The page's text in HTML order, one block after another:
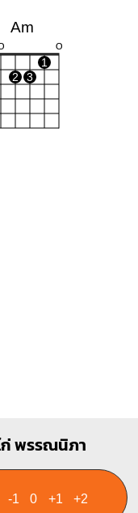
Am
O
1
2
3
ก่ พรรณนิภา
-1 0 +1 +2